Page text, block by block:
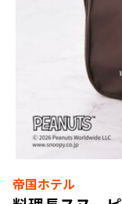
帝国ホテル